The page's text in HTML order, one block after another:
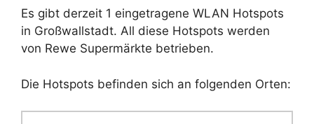
Es gibt derzeit 1 eingetragene WLAN Hotspots
in Großwallstadt. All diese Hotspots werden
von Rewe Supermärkte betrieben.
Die Hotspots befinden sich an folgenden Orten: